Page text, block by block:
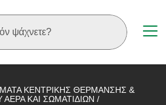
ΚΕΝΤΡΙΚΗΣ ΘΕΡΜΑΝΣΗΣ &
ΚΑΙ ΣΩΜΑΤΙΔΙΩΝ /